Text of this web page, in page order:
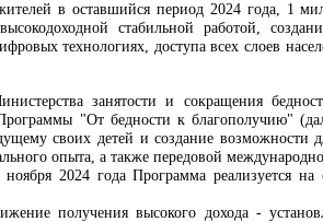
в оставшийся период 2024 года, 1
стабильной работой,
технологиях, доступа всех слоев
занятости и сокращения
"От бедности к благополучию"
своих детей и создание возможности
опыта, а также передовой
2024 года Программа реализуется
получения высокого дохода -